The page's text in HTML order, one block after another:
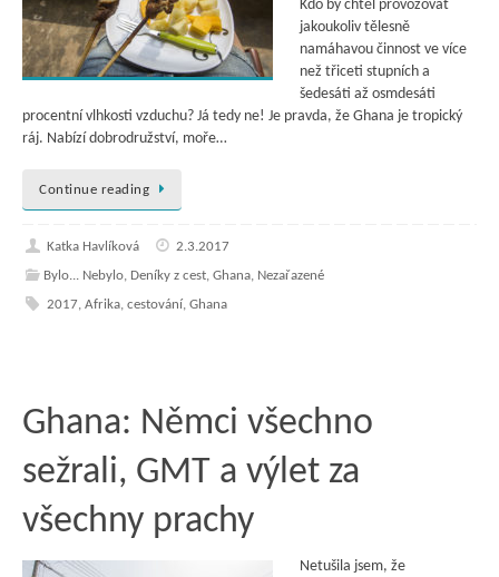
Kdo by chtěl provozovat
jakoukoliv tělesně
namáhavou činnost ve více
než třiceti stupních a
šedesáti až osmdesáti
procentní vlhkosti vzduchu? Já tedy ne! Je pravda, že Ghana je tropický
ráj. Nabízí dobrodružství, moře…
Continue reading
Katka Havlíková
2.3.2017
Bylo... Nebylo, Deníky z cest, Ghana, Nezařazené
2017, Afrika, cestování, Ghana
Ghana: Němci všechno
sežrali, GMT a výlet za
všechny prachy
Netušila jsem, že